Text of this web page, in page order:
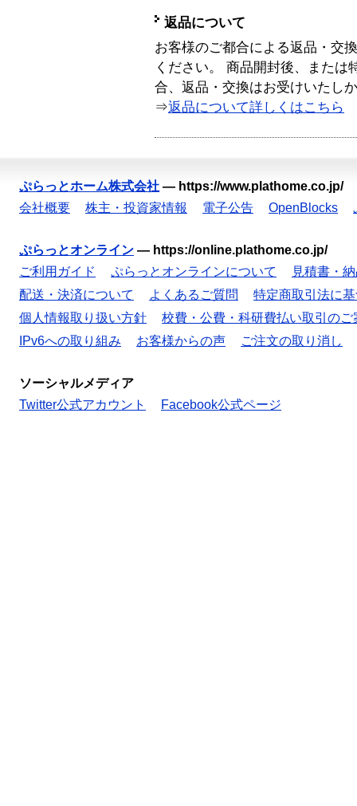
返品について
お客様のご都合による返品・交
ください。 商品開封後、または
合、返品・交換はお受けいたし
⇒返品について詳しくはこちら
ぷらっとホーム株式会社 — https://www.plathome.co.jp/
会社概要
株主・投資家情報 電子公告 OpenBlocks
ぷらっとオンライン — https://online.plathome.co.jp/
ご利用ガイド
ぷらっとオンラインについて
見積書・
配送・決済について
よくあるご質問
特定商取引法に
個人情報取り扱い方針
校費・公費・科研費払い取引のご
IPv6への取り組み
お客様からの声 ご注文の取り消し
ソーシャルメディア
Twitter公式アカウント
Facebook公式ページ